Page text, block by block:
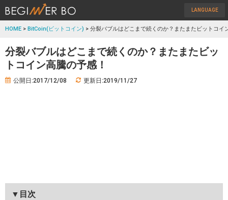
LANGUAGE
HOME > BitCoin(ビットコイン) > 分裂バブルはどこまで続くのか？またまたビットコイ
分裂バブルはどこまで続くのか？またまたビッ
トコイン高騰の予感！
公開日:2017/12/08 更新日:2019/11/27
▼目次